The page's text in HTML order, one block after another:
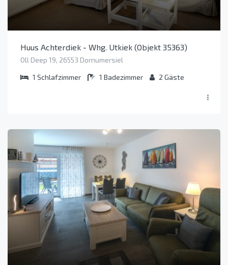
Huus Achterdiek - Whg. Utkiek (Objekt 35363)
Oll Deep 19, 26553 Dornumersiel
1 Schlafzimmer 1 Badezimmer 2 Gäste